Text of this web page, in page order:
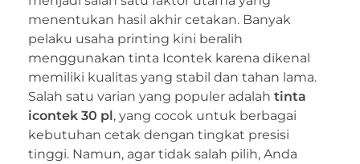
menentukan hasil akhir cetakan. Banyak
pelaku usaha printing kini beralih
menggunakan tinta Icontek karena dikenal
memiliki kualitas yang stabil dan tahan lama.
Salah satu varian yang populer adalah tinta
icontek 30 pl , yang cocok untuk berbagai
kebutuhan cetak dengan tingkat presisi
tinggi. Namun, agar tidak salah pilih, Anda